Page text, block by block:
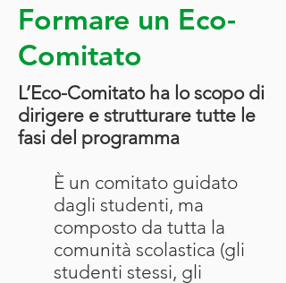
Formare un Eco-
Comitato
L’Eco-Comitato ha lo scopo di
dirigere e strutturare tutte le
fasi del programma
È un comitato guidato
dagli studenti, ma
composto da tutta la
comunità scolastica (gli
studenti stessi, gli